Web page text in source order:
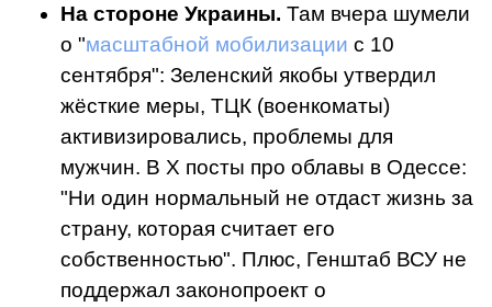
На стороне Украины. Там вчера шумели
о "масштабной мобилизации с 10
сентября": Зеленский якобы утвердил
жёсткие меры, ТЦК (военкоматы)
активизировались, проблемы для
мужчин. В X посты про облавы в Одессе:
"Ни один нормальный не отдаст жизнь за
страну, которая считает его
собственностью". Плюс, Генштаб ВСУ не
поддержал законопроект о